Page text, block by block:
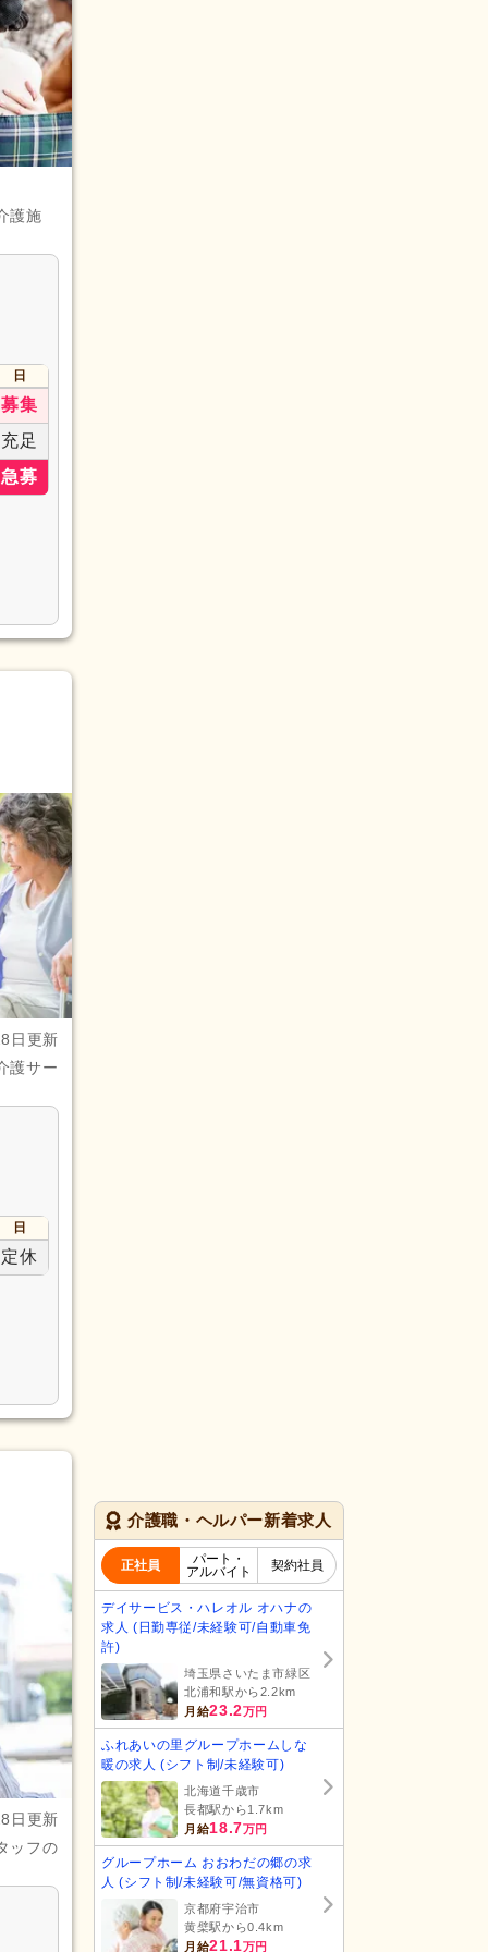
ー）
成担
護施
日
募集
充足
急募
日更新
護サー
日
定休
日更新
ッフの
介護職・ヘルパー新着求人
正社員
パート・
アルバイト
契約社員
デイサービス・ハレオル オハナの
求人 (日勤専従/未経験可/自動車免
許)
埼玉県さいたま市緑区
北浦和駅から2.2km
月給23.2万円
ふれあいの里グループホームしな
暖の求人 (シフト制/未経験可)
北海道千歳市
長都駅から1.7km
月給18.7万円
グループホーム おおわだの郷の求
人 (シフト制/未経験可/無資格可)
京都府宇治市
黄檗駅から0.4km
月給21.1万円